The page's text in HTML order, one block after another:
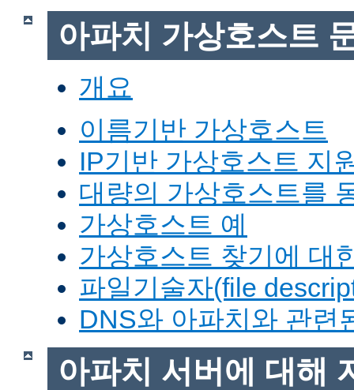
아파치 가상호스트
개요
이름기반 가상호스트
IP기반 가상호스트 지
대량의 가상호스트를
가상호스트 예
가상호스트 찾기에 대
파일기술자(file
DNS와 아파치와 관련
아파치 서버에 대해